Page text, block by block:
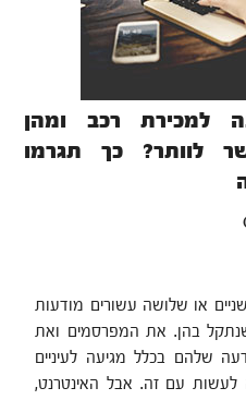
למכירת רכב ומהן
לוותר? כך תגרמו
או שלושה עשורים מודעות
בהן. את המפרסמים ואת
שלהם בכלל מגיעה לעיניים
לעשות עם זה. אבל האינטרנט,